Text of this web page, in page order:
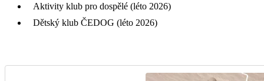
Aktivity klub pro dospělé (léto 2026)
Dětský klub ČEDOG (léto 2026)